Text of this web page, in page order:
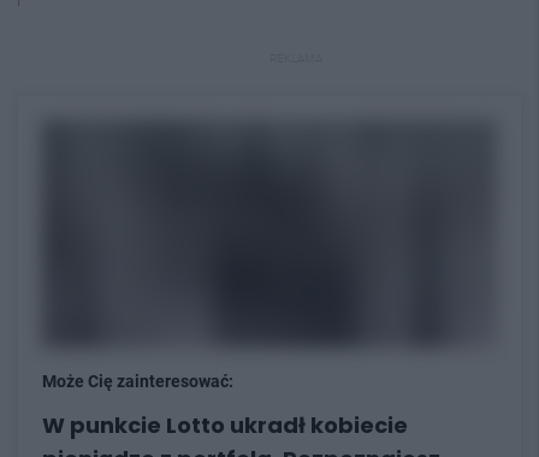
Może Cię zainteresować:
W punkcie Lotto ukradł kobiecie